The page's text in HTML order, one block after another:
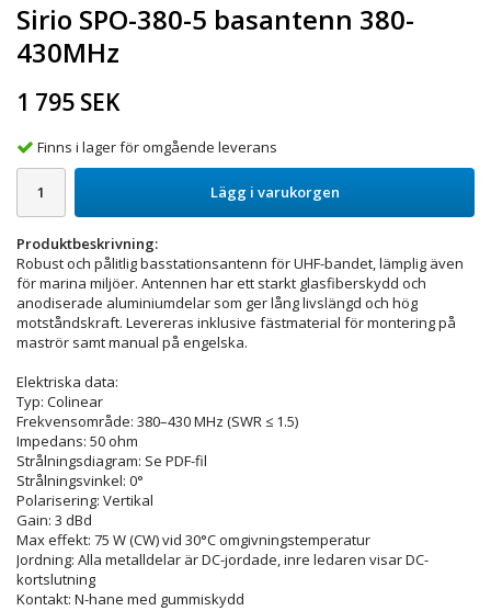
Sirio SPO-380-5 basantenn 380-
430MHz
1 795 SEK
Finns i lager för omgående leverans
Lägg i varukorgen
Produktbeskrivning:
Robust och pålitlig basstationsantenn för UHF-bandet, lämplig även
för marina miljöer. Antennen har ett starkt glasfiberskydd och
anodiserade aluminiumdelar som ger lång livslängd och hög
motståndskraft. Levereras inklusive fästmaterial för montering på
maströr samt manual på engelska.
Elektriska data:
Typ: Colinear
Frekvensområde: 380–430 MHz (SWR ≤ 1.5)
Impedans: 50 ohm
Strålningsdiagram: Se PDF-fil
Strålningsvinkel: 0°
Polarisering: Vertikal
Gain: 3 dBd
Max effekt: 75 W (CW) vid 30°C omgivningstemperatur
Jordning: Alla metalldelar är DC-jordade, inre ledaren visar DC-
kortslutning
Kontakt: N-hane med gummiskydd